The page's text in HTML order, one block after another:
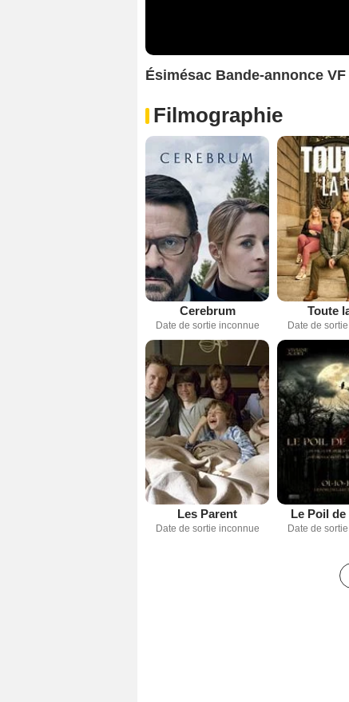
Ésimésac Bande-annonce VF
Filmographie
Cerebrum
Date de sortie inconnue
Toute
Date de
Les Parent
Date de sortie inconnue
Le Poil de
Date de